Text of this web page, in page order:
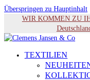
Überspringen zu Hauptinhalt
WIR KOMMEN ZU
TEXTILIEN